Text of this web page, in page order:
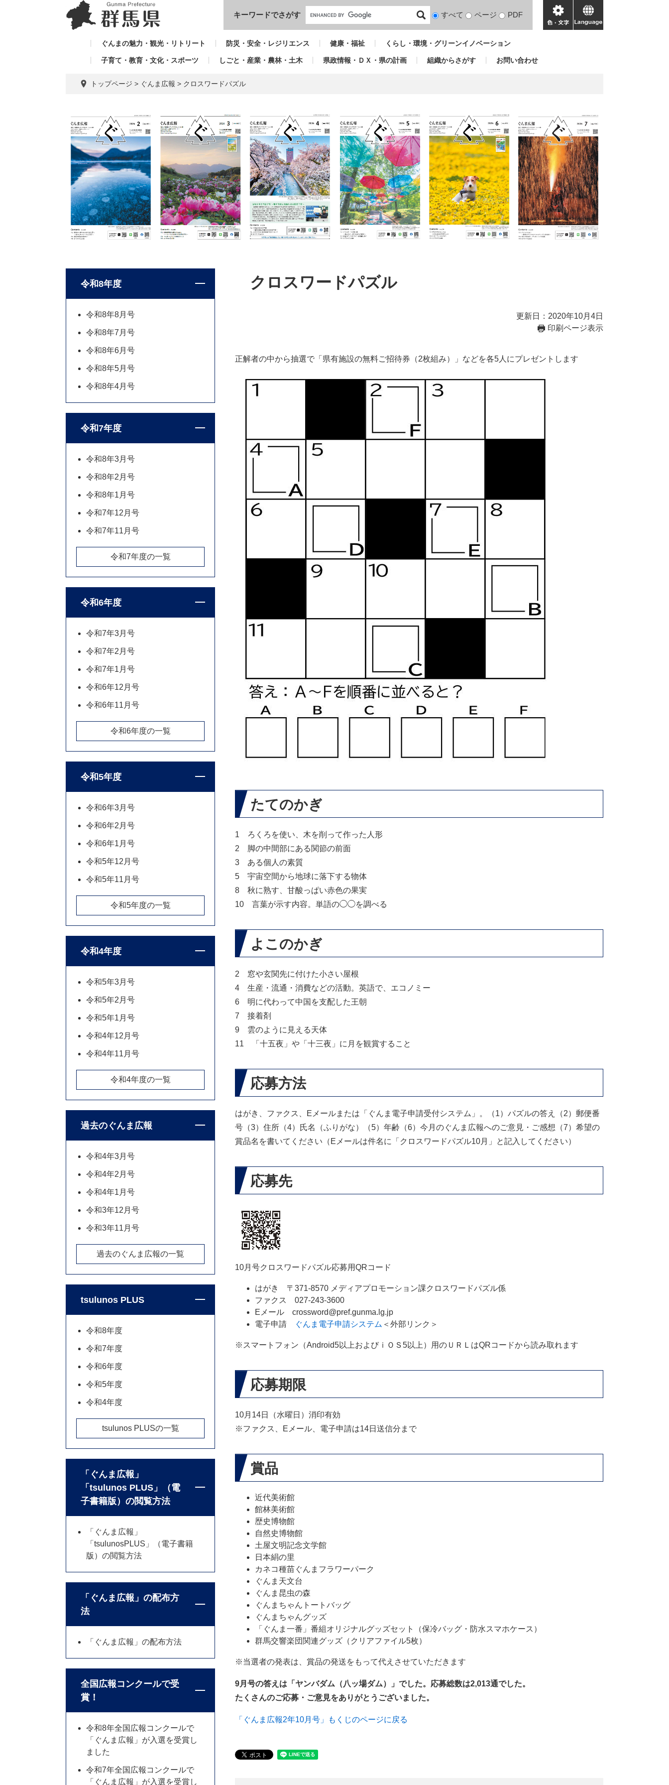
本文へ
キーワードでさがす
検
対
すべて ページ PDF
色・
文
language
ぐんまの魅力・観光・リトリート 防災・安全・レジリエンス 健康・福祉 くらし・環境・グリーンイノベーション
子育て・教育・文化・スポーツ しごと・産業・農林・土木 県政情報・ＤＸ・県の計画 組織からさがす お問い合わせ
トップページ > ぐんま広報 > クロスワードパズル
クロスワードパズル
更新日：2020年10月4日
印刷ページ表示
正解者の中から抽選で「県有施設の無料ご招待券（2枚組み）」などを各5人にプレゼントします
たてのかぎ
1 ろくろを使い、木を削って作った人形
2 脚の中間部にある関節の前面
3 ある個人の素質
5 宇宙空間から地球に落下する物体
8 秋に熟す、甘酸っぱい赤色の果実
10 言葉が示す内容。単語の◯◯を調べる
よこのかぎ
2 窓や玄関先に付けた小さい屋根
4 生産・流通・消費などの活動。英語で、エコノミー
6 明に代わって中国を支配した王朝
7 接着剤
9 雲のように見える天体
11 「十五夜」や「十三夜」に月を観賞すること
応募方法
はがき、ファクス、Eメールまたは「ぐんま電子申請受付システム」。（1）パズルの答え（2）郵便番
号（3）住所（4）氏名（ふりがな）（5）年齢（6）今月のぐんま広報へのご意見・ご感想（7）希望の
賞品名を書いてください（Eメールは件名に「クロスワードパズル10月」と記入してください）
応募先
10月号クロスワードパズル応募用QRコード
はがき 〒371-8570 メディアプロモーション課クロスワードパズル係
ファクス 027-243-3600
Eメール crossword@pref.gunma.lg.jp
電子申請
ぐんま電子申請システム ＜外部リンク＞
※スマートフォン（Android5以上およびｉＯＳ5以上）用のＵＲＬはQRコードから読み取れます
応募期限
10月14日（水曜日）消印有効
※ファクス、Eメール、電子申請は14日送信分まで
賞品
近代美術館
館林美術館
歴史博物館
自然史博物館
土屋文明記念文学館
日本絹の里
カネコ種苗ぐんまフラワーパーク
ぐんま天文台
ぐんま昆虫の森
ぐんまちゃんトートバッグ
ぐんまちゃんグッズ
「ぐんま一番」番組オリジナルグッズセット（保冷バッグ・防水スマホケース）
群馬交響楽団関連グッズ（クリアファイル5枚）
※当選者の発表は、賞品の発送をもって代えさせていただきます
9月号の答えは「ヤンバダム（八ッ場ダム）」でした。応募総数は2,013通でした。
たくさんのご応募・ご意見をありがとうございました。
「ぐんま広報2年10月号」もくじのページに戻る
令和8年度
令和8年8月号
令和8年7月号
令和8年6月号
令和8年5月号
令和8年4月号
令和7年度
令和8年3月号
令和8年2月号
令和8年1月号
令和7年12月号
令和7年11月号
令和7年度の一覧
令和6年度
令和7年3月号
令和7年2月号
令和7年1月号
令和6年12月号
令和6年11月号
令和6年度の一覧
令和5年度
令和6年3月号
令和6年2月号
令和6年1月号
令和5年12月号
令和5年11月号
令和5年度の一覧
令和4年度
令和5年3月号
令和5年2月号
令和5年1月号
令和4年12月号
令和4年11月号
令和4年度の一覧
過去のぐんま広報
令和4年3月号
令和4年2月号
令和4年1月号
令和3年12月号
令和3年11月号
過去のぐんま広報の一覧
tsulunos PLUS
令和8年度
令和7年度
令和6年度
令和5年度
令和4年度
tsulunos PLUSの一覧
「ぐんま広報」
「tsulunos PLUS」（電
子書籍版）の閲覧方法
「ぐんま広報」
「tsulunosPLUS」（電子書籍
版）の閲覧方法
「ぐんま広報」の配布方
法
「ぐんま広報」の配布方法
全国広報コンクールで受
賞！
令和8年全国広報コンクールで
「ぐんま広報」が入選を受賞し
ました
令和7年全国広報コンクールで
「ぐんま広報」が入選を受賞し